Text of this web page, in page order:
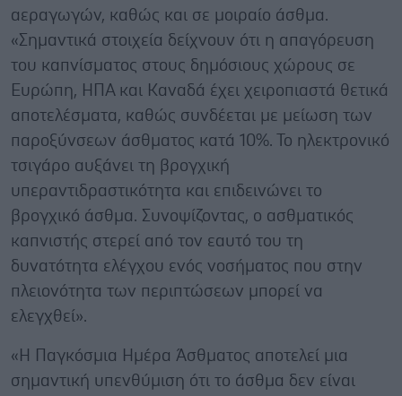
αεραγωγών, καθώς και σε μοιραίο άσθμα.
«Σημαντικά στοιχεία δείχνουν ότι η απαγόρευση
του καπνίσματος στους δημόσιους χώρους σε
Ευρώπη, ΗΠΑ και Καναδά έχει χειροπιαστά θετικά
αποτελέσματα, καθώς συνδέεται με μείωση των
παροξύνσεων άσθματος κατά 10%. Το ηλεκτρονικό
τσιγάρο αυξάνει τη βρογχική
υπεραντιδραστικότητα και επιδεινώνει το
βρογχικό άσθμα. Συνοψίζοντας, ο ασθματικός
καπνιστής στερεί από τον εαυτό του τη
δυνατότητα ελέγχου ενός νοσήματος που στην
πλειονότητα των περιπτώσεων μπορεί να
ελεγχθεί».
«Η Παγκόσμια Ημέρα Άσθματος αποτελεί μια
σημαντική υπενθύμιση ότι το άσθμα δεν είναι